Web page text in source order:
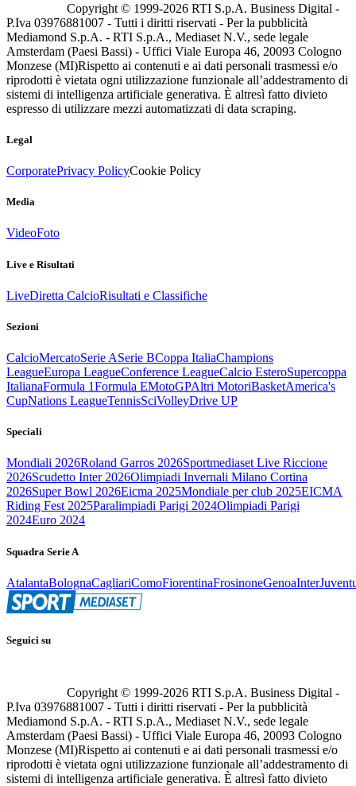
Copyright © 1999-2026 RTI S.p.A. Business Digital -
P.Iva 03976881007 - Tutti i diritti riservati - Per la pubblicità
Mediamond S.p.A. - RTI S.p.A., Mediaset N.V., sede legale
Amsterdam (Paesi Bassi) - Uffici Viale Europa 46, 20093 Cologno
Monzese (MI)Rispetto ai contenuti e ai dati personali trasmessi e/o
riprodotti è vietata ogni utilizzazione funzionale all’addestramento di
sistemi di intelligenza artificiale generativa. È altresì fatto divieto
espresso di utilizzare mezzi automatizzati di data scraping.
Legal
CorporatePrivacy PolicyCookie Policy
Media
VideoFoto
Live e Risultati
LiveDiretta CalcioRisultati e Classifiche
Sezioni
CalcioMercatoSerie ASerie BCoppa ItaliaChampions
LeagueEuropa LeagueConference LeagueCalcio EsteroSupercoppa
ItalianaFormula 1Formula EMotoGPAltri MotoriBasketAmerica's
CupNations LeagueTennisSciVolleyDrive UP
Speciali
Mondiali 2026Roland Garros 2026Sportmediaset Live Riccione
2026Scudetto Inter 2026Olimpiadi Invernali Milano Cortina
2026Super Bowl 2026Eicma 2025Mondiale per club 2025EICMA
Riding Fest 2025Paralimpiadi Parigi 2024Olimpiadi Parigi
2024Euro 2024
Squadra Serie A
AtalantaBolognaCagliariComoFiorentinaFrosinoneGenoaInter
Seguici su
Copyright © 1999-2026 RTI S.p.A. Business Digital -
P.Iva 03976881007 - Tutti i diritti riservati - Per la pubblicità
Mediamond S.p.A. - RTI S.p.A., Mediaset N.V., sede legale
Amsterdam (Paesi Bassi) - Uffici Viale Europa 46, 20093 Cologno
Monzese (MI)Rispetto ai contenuti e ai dati personali trasmessi e/o
riprodotti è vietata ogni utilizzazione funzionale all’addestramento di
sistemi di intelligenza artificiale generativa. È altresì fatto divieto